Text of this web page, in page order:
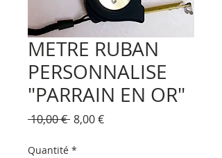
METRE RUBAN
PERSONNALISE
"PARRAIN EN OR"
10,00 € Prix
8,00 €Prix
Quantité *